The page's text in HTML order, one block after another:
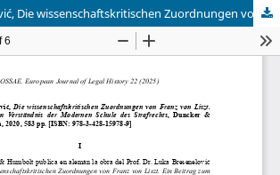
Luka Breneselović, Die wissenschaftskritischen Zuordnungen von Franz von Liszt. Ein Beitrag zum Verständnis der Modernen Schule des Strafrechts, Duncker & Humblot, Berlín, 2020, 583 pp. [ISBN: 978-3-428-15978-9]